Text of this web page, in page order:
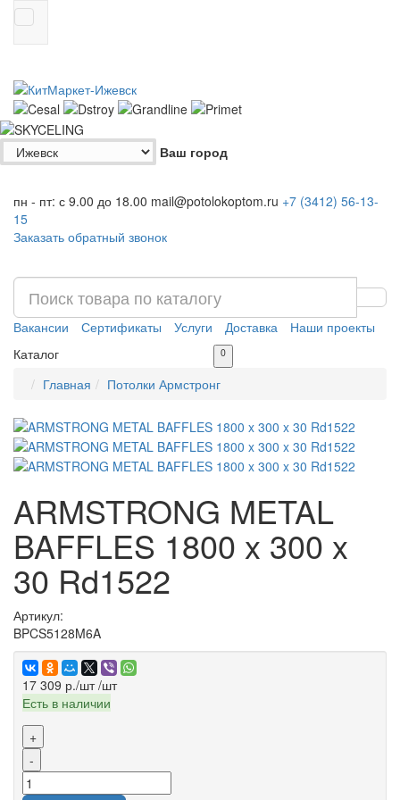
Ваш город
пн - пт: с 9.00 до 18.00 mail@potolokoptom.ru +7 (3412) 56-13-
15
Заказать обратный звонок
Вакансии Сертификаты Услуги Доставка
Наши проекты
Каталог
0
Главная Потолки Армстронг
ARMSTRONG METAL
BAFFLES 1800 x 300 x
30 Rd1522
Артикул:
BPCS5128M6A
17 309 р./шт /шт
Есть в наличии
+
-